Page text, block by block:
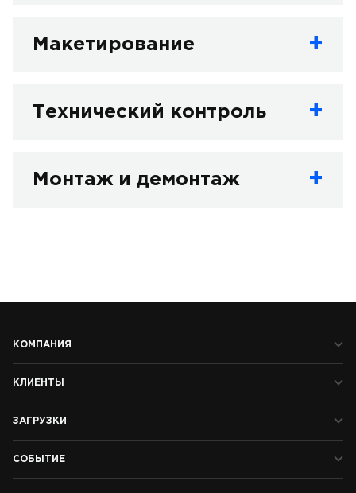
Макетирование
Технический контроль
Монтаж и демонтаж
КОМПАНИЯ
КЛИЕНТЫ
ЗАГРУЗКИ
СОБЫТИЕ